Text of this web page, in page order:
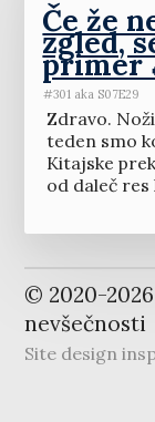
Če že
zgled,
primer
#301 aka S07E29
Zdravo.
teden smo
Kitajske
od daleč
© 2020-2026
nevšečnosti
Site design